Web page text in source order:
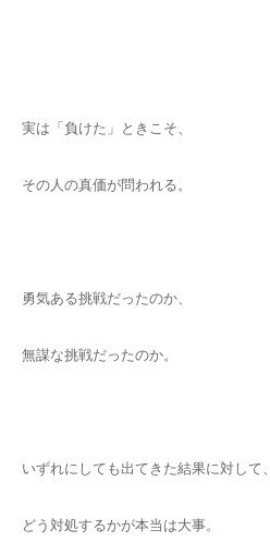
実は「負けた」ときこそ、
その人の真価が問われる。
勇気ある挑戦だったのか、
無謀な挑戦だったのか。
いずれにしても出てきた結果に対して、
どう対処するかが本当は大事。